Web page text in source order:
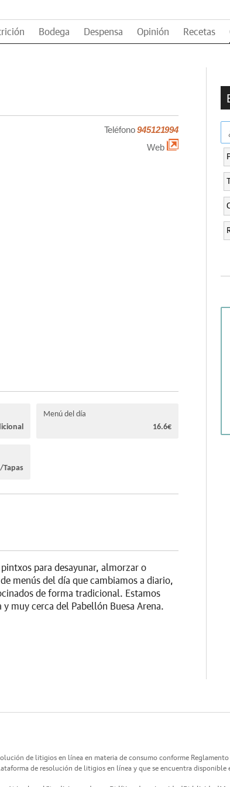
Bodega Despensa Opinión Recetas
Teléfono945121994
Web
Menú del día
16.6€
Tapas
para desayunar, almorzar o
menús del día que cambiamos a diario,
de forma tradicional. Estamos
muy cerca del Pabellón Buesa Arena.
de litigios en línea en materia de consumo conforme
de resolución de litigios en línea y que se encuentra disponible